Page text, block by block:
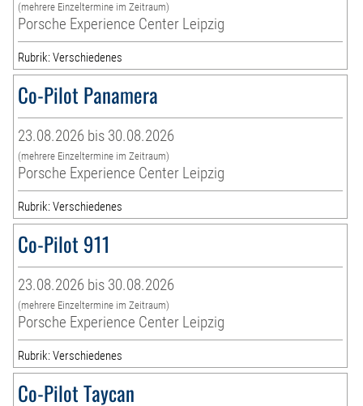
(mehrere Einzeltermine im Zeitraum)
Porsche Experience Center Leipzig
Rubrik: Verschiedenes
Co-Pilot Panamera
23.08.2026 bis 30.08.2026
(mehrere Einzeltermine im Zeitraum)
Porsche Experience Center Leipzig
Rubrik: Verschiedenes
Co-Pilot 911
23.08.2026 bis 30.08.2026
(mehrere Einzeltermine im Zeitraum)
Porsche Experience Center Leipzig
Rubrik: Verschiedenes
Co-Pilot Taycan